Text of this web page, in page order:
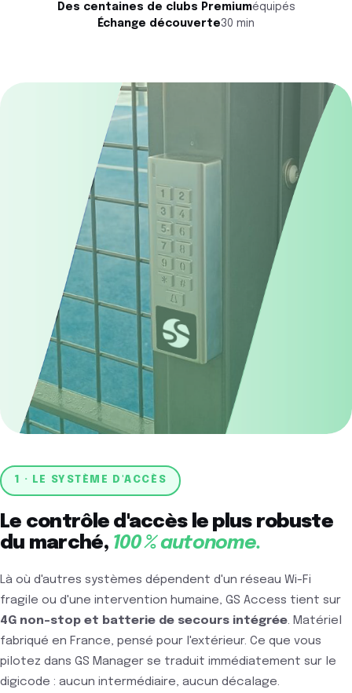
Des centaines de clubs Premiuméquipés
Échange découverte30 min
1 · LE SYSTÈME D'ACCÈS
Le contrôle d'accès le plus robuste
du marché, 100 % autonome.
Là où d'autres systèmes dépendent d'un réseau Wi-Fi
fragile ou d'une intervention humaine, GS Access tient sur
4G non-stop et batterie de secours intégrée. Matériel
fabriqué en France, pensé pour l'extérieur. Ce que vous
pilotez dans GS Manager se traduit immédiatement sur le
digicode : aucun intermédiaire, aucun décalage.